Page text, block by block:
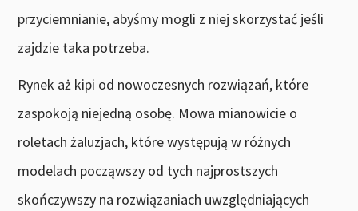
przyciemnianie, abyśmy mogli z niej skorzystać jeśli
zajdzie taka potrzeba.
Rynek aż kipi od nowoczesnych rozwiązań, które
zaspokoją niejedną osobę. Mowa mianowicie o
roletach żaluzjach, które występują w różnych
modelach począwszy od tych najprostszych
skończywszy na rozwiązaniach uwzględniających